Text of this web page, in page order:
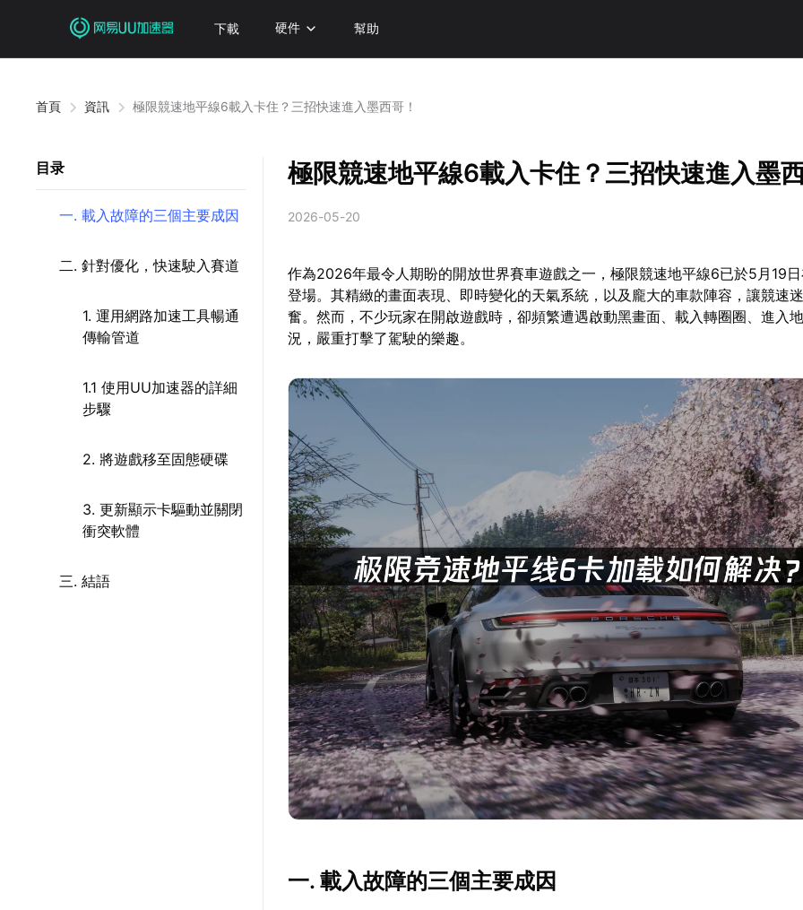
下載 硬件 幫助
首頁 資訊 極限競速地平線6載入卡住？三招快速進入墨西哥！
目录
一. 載入故障的三個主要成因
二. 針對優化，快速駛入賽道
1. 運用網路加速工具暢通
傳輸管道
1.1 使用UU加速器的詳細
步驟
2. 將遊戲移至固態硬碟
3. 更新顯示卡驅動並關閉
衝突軟體
三. 結語
極限競速地平線6載入卡住？三招快速進入墨
2026-05-20
作為2026年最令人期盼的開放世界賽車遊戲之一，極限競速地平線6已於5月19
登場。其精緻的畫面表現、即時變化的天氣系統，以及龐大的車款陣容，讓競速
奮。然而，不少玩家在開啟遊戲時，卻頻繁遭遇啟動黑畫面、載入轉圈圈、進入
況，嚴重打擊了駕駛的樂趣。
一. 載入故障的三個主要成因